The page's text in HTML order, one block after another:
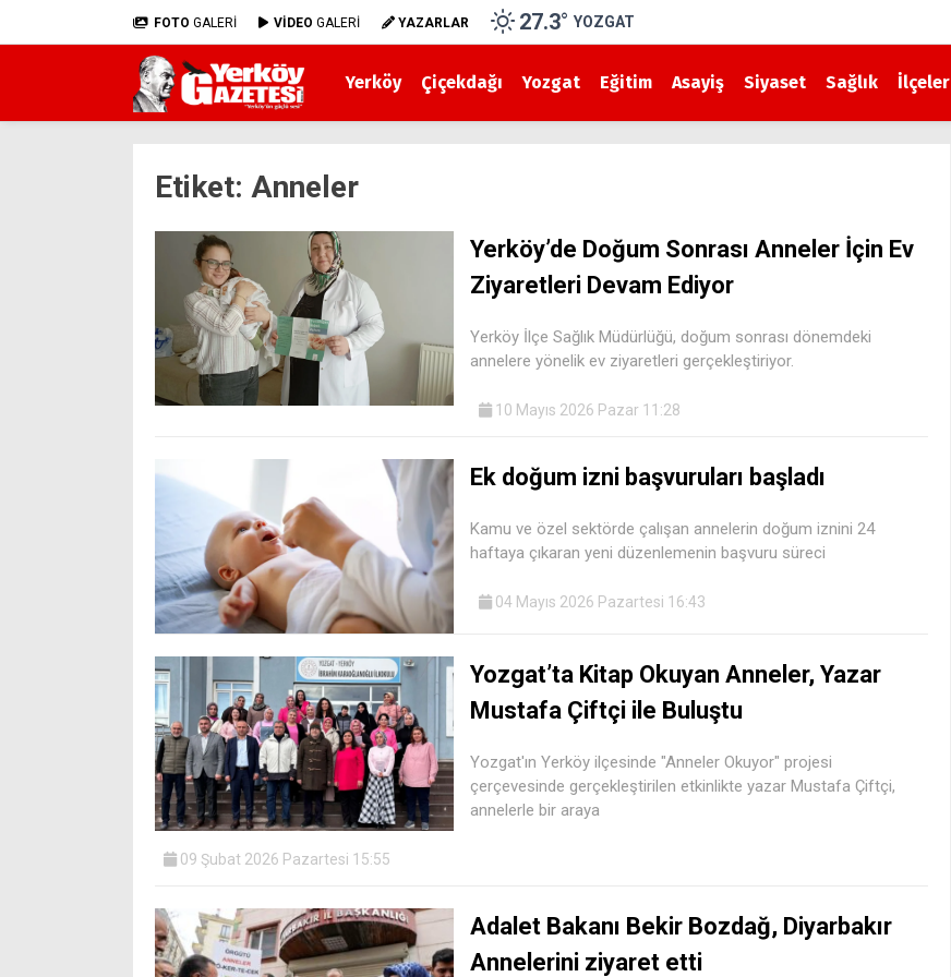
FOTO GALERİ VİDEO GALERİ YAZARLAR 27.3° YOZGAT
Yerköy Çiçekdağı Yozgat Eğitim Asayiş Siyaset Sağlık İlçeler
Etiket: Anneler
Yerköy’de Doğum Sonrası Anneler İçin Ev
Ziyaretleri Devam Ediyor
Yerköy İlçe Sağlık Müdürlüğü, doğum sonrası dönemdeki
annelere yönelik ev ziyaretleri gerçekleştiriyor.
10 Mayıs 2026 Pazar 11:28
Ek doğum izni başvuruları başladı
Kamu ve özel sektörde çalışan annelerin doğum iznini 24
haftaya çıkaran yeni düzenlemenin başvuru süreci
04 Mayıs 2026 Pazartesi 16:43
Yozgat’ta Kitap Okuyan Anneler, Yazar
Mustafa Çiftçi ile Buluştu
Yozgat'ın Yerköy ilçesinde "Anneler Okuyor" projesi
çerçevesinde gerçekleştirilen etkinlikte yazar Mustafa Çiftçi,
annelerle bir araya
09 Şubat 2026 Pazartesi 15:55
Adalet Bakanı Bekir Bozdağ, Diyarbakır
Annelerini ziyaret etti